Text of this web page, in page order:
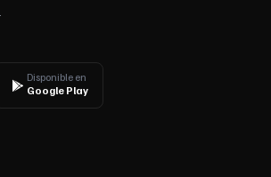
Disponible en
Google Play